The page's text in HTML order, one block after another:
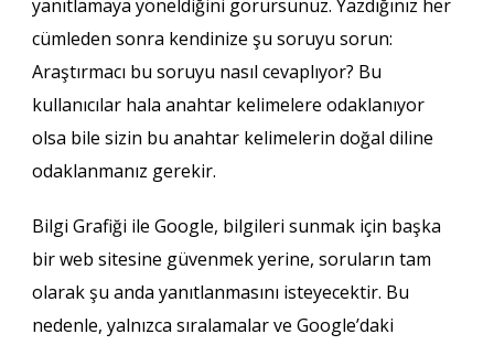
yanıtlamaya yöneldiğini görürsünüz. Yazdığınız her
cümleden sonra kendinize şu soruyu sorun:
Araştırmacı bu soruyu nasıl cevaplıyor? Bu
kullanıcılar hala anahtar kelimelere odaklanıyor
olsa bile sizin bu anahtar kelimelerin doğal diline
odaklanmanız gerekir.
Bilgi Grafiği ile Google, bilgileri sunmak için başka
bir web sitesine güvenmek yerine, soruların tam
olarak şu anda yanıtlanmasını isteyecektir. Bu
nedenle, yalnızca sıralamalar ve Google’daki